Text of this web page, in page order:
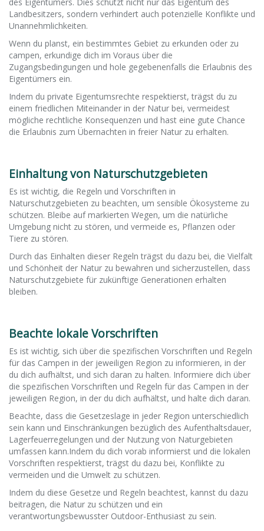
Landbesitzers, sondern verhindert auch potenzielle Konflikte und
Unannehmlichkeiten.
Wenn du planst, ein bestimmtes Gebiet zu erkunden oder zu
campen, erkundige dich im Voraus über die
Zugangsbedingungen und hole gegebenenfalls die Erlaubnis des
Eigentümers ein.
Indem du private Eigentumsrechte respektierst, trägst du zu
einem friedlichen Miteinander in der Natur bei, vermeidest
mögliche rechtliche Konsequenzen und hast eine gute Chance
die Erlaubnis zum Übernachten in freier Natur zu erhalten.
Einhaltung von Naturschutzgebieten
Es ist wichtig, die Regeln und Vorschriften in
Naturschutzgebieten zu beachten, um sensible Ökosysteme zu
schützen. Bleibe auf markierten Wegen, um die natürliche
Umgebung nicht zu stören, und vermeide es, Pflanzen oder
Tiere zu stören.
Durch das Einhalten dieser Regeln trägst du dazu bei, die Vielfalt
und Schönheit der Natur zu bewahren und sicherzustellen, dass
Naturschutzgebiete für zukünftige Generationen erhalten
bleiben.
Beachte lokale Vorschriften
Es ist wichtig, sich über die spezifischen Vorschriften und Regeln
für das Campen in der jeweiligen Region zu informieren, in der
du dich aufhältst, und sich daran zu halten. Informiere dich über
die spezifischen Vorschriften und Regeln für das Campen in der
jeweiligen Region, in der du dich aufhältst, und halte dich daran.
Beachte, dass die Gesetzeslage in jeder Region unterschiedlich
sein kann und Einschränkungen bezüglich des Aufenthaltsdauer,
Lagerfeuerregelungen und der Nutzung von Naturgebieten
umfassen kann.Indem du dich vorab informierst und die lokalen
Vorschriften respektierst, trägst du dazu bei, Konflikte zu
vermeiden und die Umwelt zu schützen.
Indem du diese Gesetze und Regeln beachtest, kannst du dazu
beitragen, die Natur zu schützen und ein
verantwortungsbewusster Outdoor-Enthusiast zu sein.